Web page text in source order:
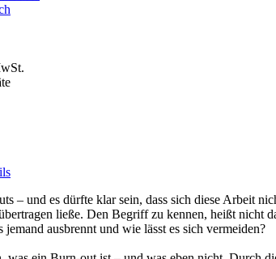
– und es dürfte klar sein, dass sich diese Arbeit
ließe. Den Begriff zu kennen, heißt nicht
ausbrennt und wie lässt es sich vermeiden?